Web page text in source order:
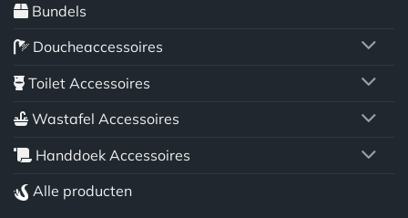
Bundels
Doucheaccessoires
Toilet Accessoires
Wastafel Accessoires
Handdoek Accessoires
Alle producten